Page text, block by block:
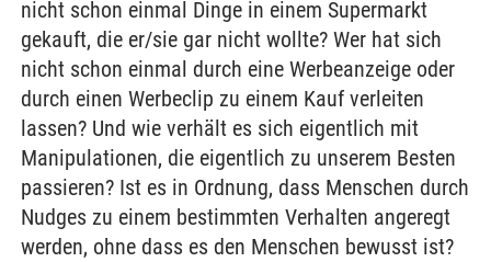
nicht schon einmal Dinge in einem Supermarkt
gekauft, die er/sie gar nicht wollte? Wer hat sich
nicht schon einmal durch eine Werbeanzeige oder
durch einen Werbeclip zu einem Kauf verleiten
lassen? Und wie verhält es sich eigentlich mit
Manipulationen, die eigentlich zu unserem Besten
passieren? Ist es in Ordnung, dass Menschen durch
Nudges zu einem bestimmten Verhalten angeregt
werden, ohne dass es den Menschen bewusst ist?